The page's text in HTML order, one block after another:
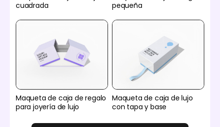
cuadrada
pequeña
Maqueta de caja de regalo
para joyería de lujo
Maqueta de caja de lujo
con tapa y base